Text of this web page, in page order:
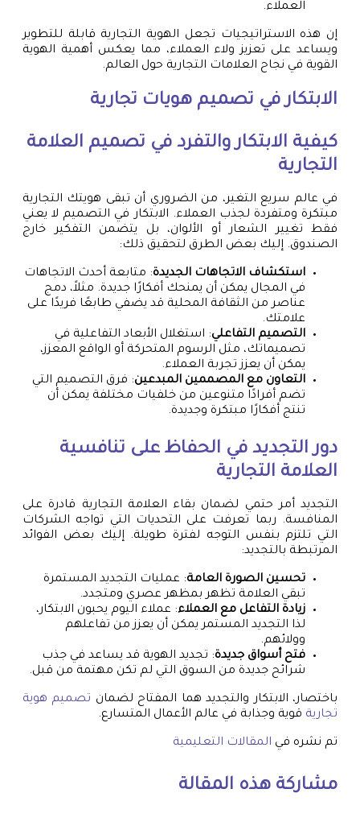
العملاء.
إن هذه الاستراتيجيات تجعل الهوية التجارية قابلة للتطوير
ويساعد على تعزيز ولاء العملاء، مما يعكس أهمية الهوية
القوية في نجاح العلامات التجارية حول العالم.
الابتكار في تصميم هويات تجارية
كيفية الابتكار والتفرد في تصميم العلامة
التجارية
في عالم سريع التغير، من الضروري أن تبقى هويتك التجارية
مبتكرة ومتفردة لجذب العملاء. الابتكار في التصميم لا يعني
فقط تغيير الشعار أو الألوان، بل يتضمن التفكير خارج
الصندوق. إليك بعض الطرق لتحقيق ذلك:
استكشاف الاتجاهات الجديدة: متابعة أحدث الاتجاهات
في المجال يمكن أن يمنحك أفكارًا جديدة. مثلاً، دمج
عناصر من الثقافة المحلية قد يضفي طابعًا فريدًا على
علامتك.
التصميم التفاعلي: استغلال الأبعاد التفاعلية في
تصميماتك، مثل الرسوم المتحركة أو الواقع المعزز،
يمكن أن يعزز تجربة العملاء.
التعاون مع المصممين المبدعين: فرق التصميم التي
تضم أفرادًا متنوعين من خلفيات مختلفة يمكن أن
تنتج أفكارًا مبتكرة وجديدة.
دور التجديد في الحفاظ على تنافسية
العلامة التجارية
التجديد أمر حتمي لضمان بقاء العلامة التجارية قادرة على
المنافسة. ربما تعرفت على التحديات التي تواجه الشركات
التي تلتزم بنفس التوجه لفترة طويلة. إليك بعض الفوائد
المرتبطة بالتجديد:
تحسين الصورة العامة: عمليات التجديد المستمرة
تبقي العلامة تظهر بمظهر عصري ومتجدد.
زيادة التفاعل مع العملاء: عملاء اليوم يحبون الابتكار،
لذا التجديد المستمر يمكن أن يعزز من تفاعلهم
وولائهم.
فتح أسواق جديدة: تجديد الهوية قد يساعد في جذب
شرائح جديدة من السوق التي لم تكن مهتمة من قبل.
باختصار، الابتكار والتجديد هما المفتاح لضمان تصميم هوية
تجارية قوية وجذابة في عالم الأعمال المتسارع.
تم نشره في المقالات التعليمية
مشاركة هذه المقالة